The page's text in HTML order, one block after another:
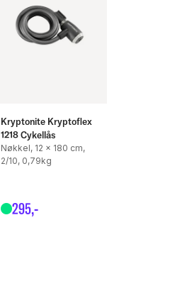
Kryptonite Kryptoflex
1218 Cykellås
Nøkkel, 12 x 180 cm,
2/10, 0,79kg
295,-